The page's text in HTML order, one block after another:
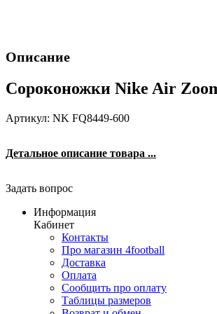
Описание
Сороконожки Nike Air
Артикул: NK FQ8449-600
Детальное описание товара ...
Задать вопрос
Информация
Кабинет
Контакты
Про магазин 4football
Доставка
Оплата
Сообщить про оплату
Таблицы размеров